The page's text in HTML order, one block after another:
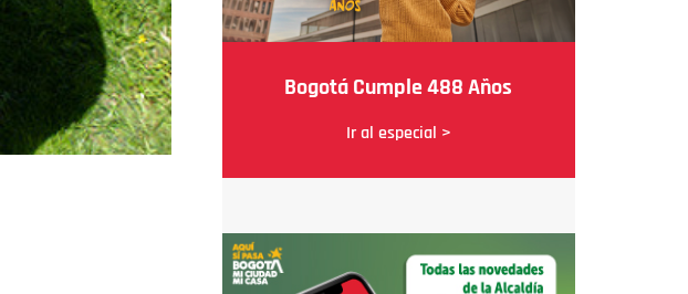
Bogotá Cumple 488 Años
Ir al especial >